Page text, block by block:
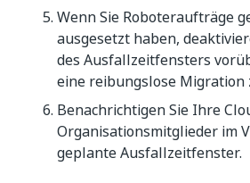
Wenn Sie Roboteraufträge
ausgesetzt haben,
des Ausfallzeitfensters
eine reibungslose Migration
Benachrichtigen Sie Ihre
Organisationsmitglieder im
geplante Ausfallzeitfenster.